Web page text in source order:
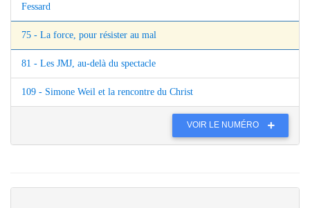
Fessard
75 - La force, pour résister au mal
81 - Les JMJ, au-delà du spectacle
109 - Simone Weil et la rencontre du Christ
VOIR LE NUMÉRO